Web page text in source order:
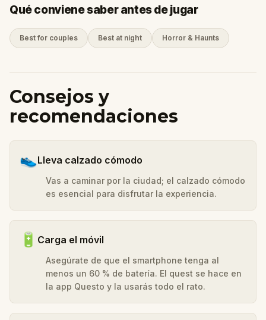
Qué conviene saber antes de jugar
Best for couples Best at night Horror & Haunts
Consejos y
recomendaciones
👟Lleva calzado cómodo
Vas a caminar por la ciudad; el calzado cómodo
es esencial para disfrutar la experiencia.
🔋 Carga el móvil
Asegúrate de que el smartphone tenga al
menos un 60 % de batería. El quest se hace en
la app Questo y la usarás todo el rato.